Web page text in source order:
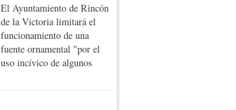
El Ayuntamiento de Rincón
de la Victoria limitará el
funcionamiento de una
fuente ornamental "por el
uso incívico de algunos